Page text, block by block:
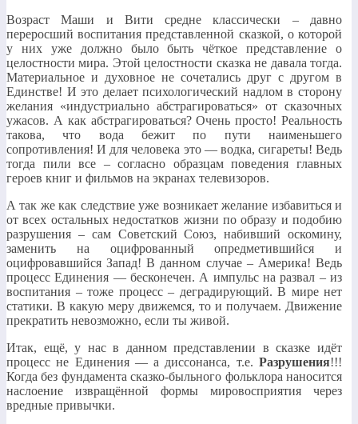
Возраст Маши и Вити средне классически – давно
переросший воспитания представленной сказкой, о которой
у них уже должно было быть чёткое представление о
целостности мира. Этой целостности сказка не давала тогда.
Материальное и духовное не сочетались друг с другом в
Единстве! И это делает психологический надлом в сторону
желания «индустриально абстрагироваться» от сказочных
ужасов. А как абстрагироваться? Очень просто! Реальность
такова, что вода бежит по пути наименьшего
сопротивления! И для человека это — водка, сигареты! Ведь
тогда пили все – согласно образцам поведения главных
героев книг и фильмов на экранах телевизоров.
А так же как следствие уже возникает желание избавиться и
от всех остальных недостатков жизни по образу и подобию
разрушения – сам Советский Союз, набивший оскомину,
заменить на оцифрованный опредметившийся и
оцифровавшийся Запад! В данном случае – Америка! Ведь
процесс Единения — бесконечен. А импульс на развал – из
воспитания – тоже процесс – деградирующий. В мире нет
статики. В какую меру движемся, то и получаем. Движение
прекратить невозможно, если ты живой.
Итак, ещё, у нас в данном представлении в сказке идёт
процесс не Единения — а диссонанса, т.е. Разрушения!!!
Когда без фундамента сказко-быльного фольклора наносится
наслоение извращённой формы мировосприятия через
вредные привычки.